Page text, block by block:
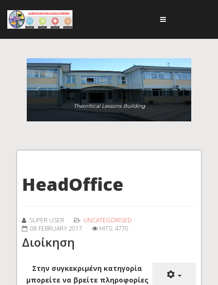
Theoritical Lessons Building
HeadOffice
SUPER USER
UNCATEGORISED
08 FEBRUARY 2017
HITS: 4770
Διοίκηση
Στην συγκεκριμένη κατηγορία
μπορείτε να βρείτε πληροφορίες